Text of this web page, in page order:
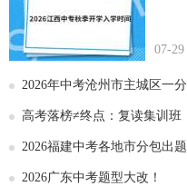
07-29
2026年中考沧州市主城区一
高考落榜≠终点：复读集训班，
2026福建中考各地市分包出
2026广东中考题型大改！